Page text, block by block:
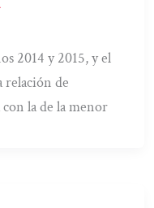
2014 y 2015, y el
relación de
la de la menor